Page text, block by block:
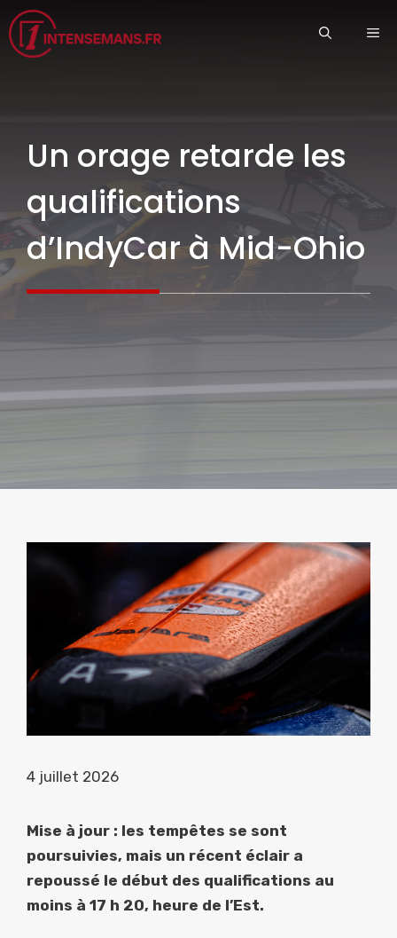
Aller
au
contenu
Un orage retarde les
qualifications
d’IndyCar à Mid-Ohio
4 juillet 2026
Mise à jour : les tempêtes se sont
poursuivies, mais un récent éclair a
repoussé le début des qualifications au
moins à 17 h 20, heure de l’Est.